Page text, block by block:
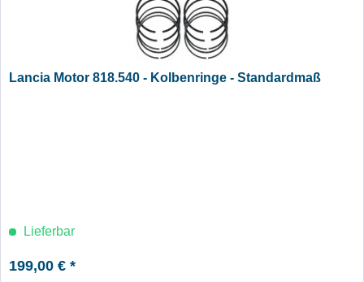
Lancia Motor 818.540 - Kolbenringe - Standardmaß
Lieferbar
199,00 € *